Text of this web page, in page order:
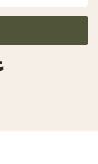
Built with Kit